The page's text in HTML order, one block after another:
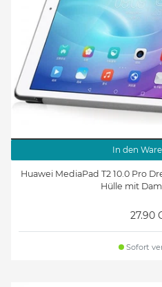
In den
Huawei MediaPad T2 10.0 Pro
Hülle mit
27.90
Sofort